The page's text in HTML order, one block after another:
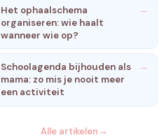
Het ophaalschema
organiseren: wie haalt
wanneer wie op?
Schoolagenda bijhouden als
mama: zo mis je nooit meer
een activiteit
Alle artikelen